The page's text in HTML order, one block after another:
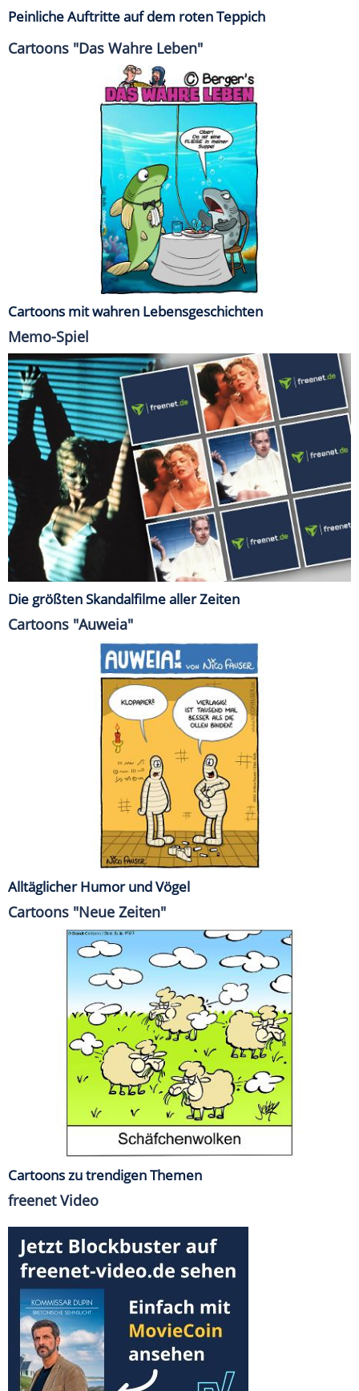
Peinliche Auftritte auf dem roten Teppich
Cartoons "Das Wahre Leben"
Cartoons mit wahren Lebensgeschichten
Memo-Spiel
Die größten Skandalfilme aller Zeiten
Cartoons "Auweia"
Alltäglicher Humor und Vögel
Cartoons "Neue Zeiten"
Cartoons zu trendigen Themen
freenet Video